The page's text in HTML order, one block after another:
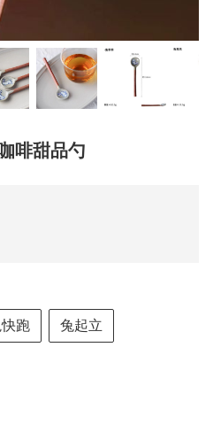
啡甜品勺
跑 兔起立